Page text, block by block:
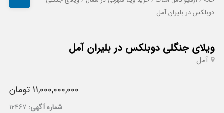
دوبلکس در بلیران آمل
ویلای جنگلی دوبلکس در بلیران آمل
آمل
11,000,000,000 تومان
شماره آگهی: 12467